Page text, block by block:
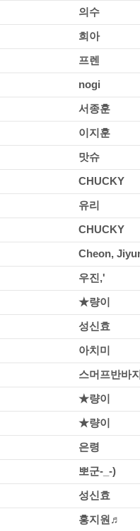
의수
희아
프렌
nogi
서종훈
이지훈
맛슈
CHUCKY
유리
CHUCKY
Cheon,
우진,'
★량이
성신효
아치미
스머프반바지
★량이
★량이
은령
뽀군-_-)
성신효
홍지원♬